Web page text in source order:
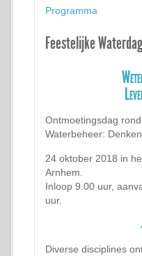
Programma
Feestelijke Waterdag
Ontmoetingsdag
Waterbeheer:
24 oktober 2018 in
Arnhem.
Inloop 9.00 uur,
uur.
Diverse disciplines